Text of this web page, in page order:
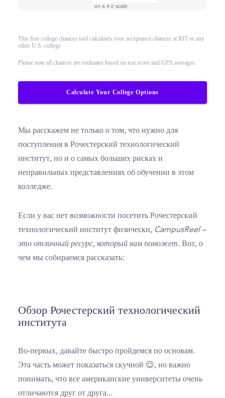
on a 4.0 scale
This free college chances tool calculates your acceptance chances at RIT or any
other U.S. college
Please note all chances are estimates based on test score and GPA averages.
Calculate Your College Options
Мы расскажем не только о том, что нужно для
поступления в Рочестерский технологический
институт, но и о самых больших рисках и
неправильных представлениях об обучении в этом
колледже.
Если у вас нет возможности посетить Рочестерский
технологический институт физически, CampusReel –
это отличный ресурс, который вам поможет. Вот, о
чем мы собираемся рассказать:
Обзор Рочестерский технологический
института
Во-первых, давайте быстро пройдемся по основам.
Эта часть может показаться скучной 😉, но важно
понимать, что все американские университеты очень
отличаются друг от друга...